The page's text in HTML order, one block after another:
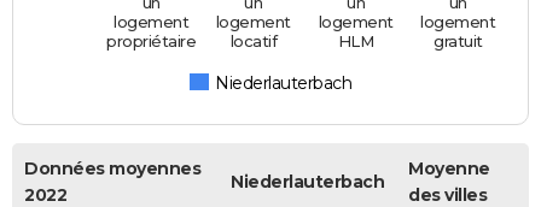
Niederlauterbach
logement
propriétaire
logement
locatif
logement
HLM
logement
gratuit
Données moyennes
2022
Niederlauterbach
Moyenne
des villes